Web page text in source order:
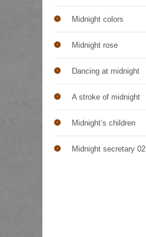
Midnight colors
Midnight rose
Dancing at midnight
A stroke of midnight
Midnight’s children
Midnight secretary 02